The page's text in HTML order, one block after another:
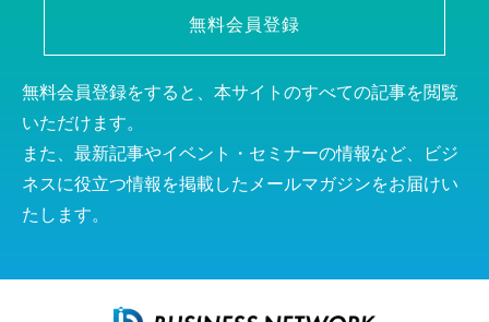
無料会員登録
無料会員登録をすると、本サイトのすべての記事を閲覧
いただけます。
また、最新記事やイベント・セミナーの情報など、ビジ
ネスに役立つ情報を掲載したメールマガジンをお届けい
たします。